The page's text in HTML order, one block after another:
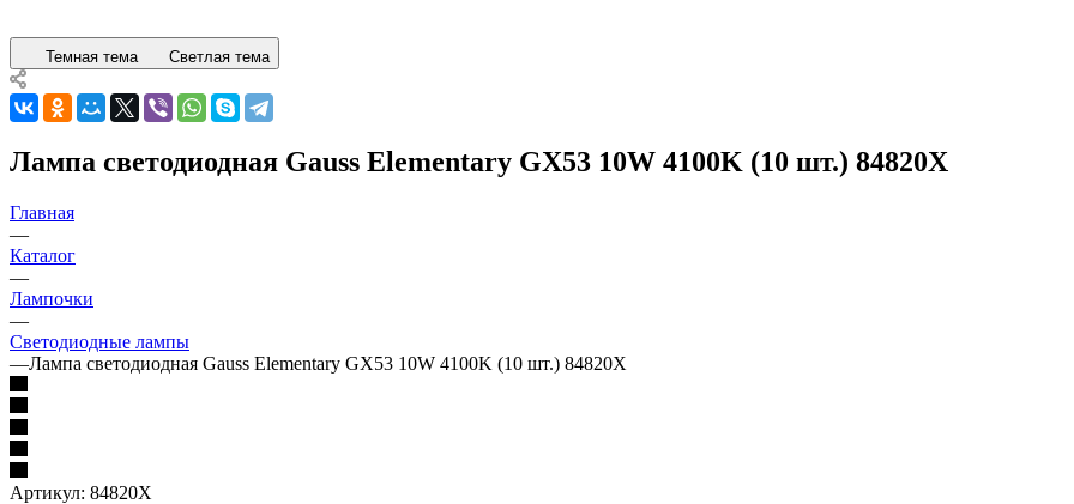
Темная тема Светлая тема
Лампа светодиодная Gauss Elementary GX53 10W 4100K (10 шт.) 84820X
Главная
—
Каталог
—
Лампочки
—
Светодиодные лампы
—Лампа светодиодная Gauss Elementary GX53 10W 4100K (10 шт.) 84820X
Артикул: 84820X